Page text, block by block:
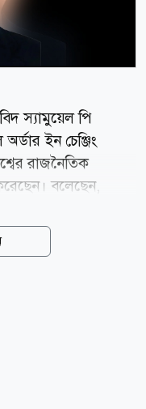
স্যামুয়েল পি
অর্ডার ইন চেঞ্জিং
রাজনৈতিক
বলেছেন,
হলে জনগণ বিকল্প
দল না পেলে